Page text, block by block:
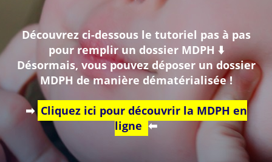
Découvrez ci-dessous le tutoriel pas à pas
pour remplir un dossier MDPH ⬇️
Désormais, vous pouvez déposer un dossier
MDPH de manière dématérialisée !
➡ Cliquez ici pour découvrir la MDPH en
ligne ⬅